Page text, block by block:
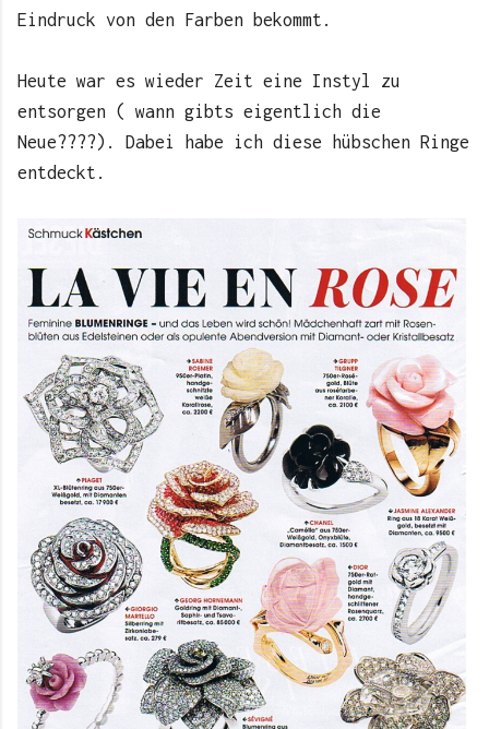
Eindruck von den Farben bekommt.
Heute war es wieder Zeit eine Instyl zu
entsorgen ( wann gibts eigentlich die
Neue????). Dabei habe ich diese hübschen Ringe
entdeckt.